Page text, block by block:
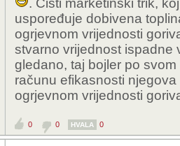
. Čisti marketinški trik,
uspoređuje dobivena
ogrjevnom vrijednosti
stvarno vrijednost ispadne
gledano, taj bojler po
računu efikasnosti
ogrjevnom vrijednosti
0 0 HVALA 0